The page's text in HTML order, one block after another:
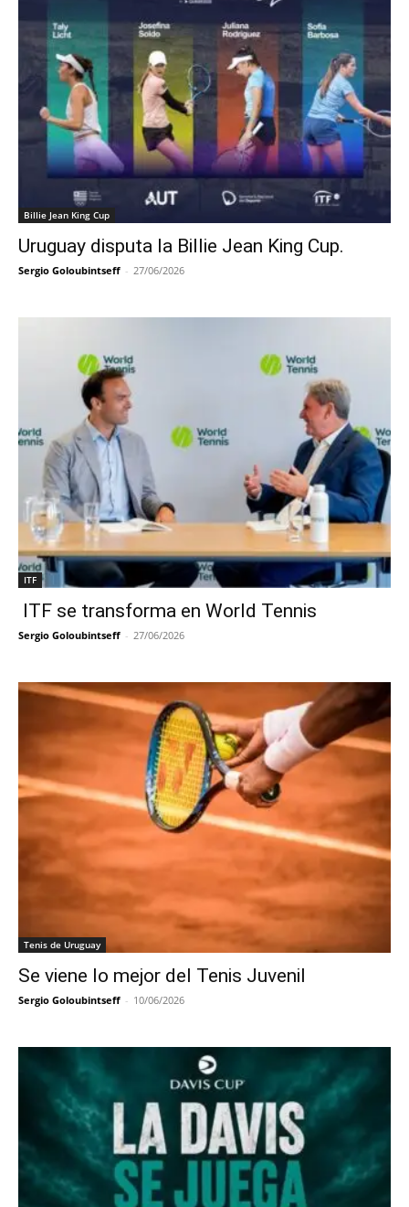
Billie Jean King Cup
Uruguay disputa la Billie Jean King Cup.
Sergio Goloubintseff - 27/06/2026
ITF
ITF se transforma en World Tennis
Sergio Goloubintseff - 27/06/2026
Tenis de Uruguay
Se viene lo mejor del Tenis Juvenil
Sergio Goloubintseff - 10/06/2026